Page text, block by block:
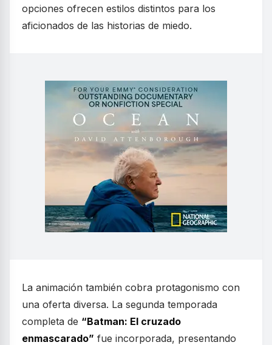
opciones ofrecen estilos distintos para los
aficionados de las historias de miedo.
La animación también cobra protagonismo con
una oferta diversa. La segunda temporada
completa de “Batman: El cruzado
enmascarado” fue incorporada, presentando